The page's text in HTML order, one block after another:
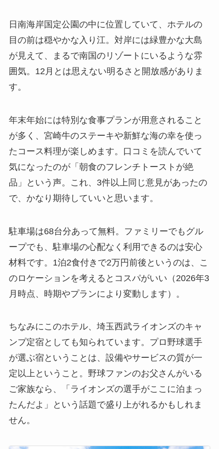
日南海岸国定公園の中に位置していて、ホテルの
目の前は穏やかな入り江。対岸には緑豊かな大島
が見えて、まるで南国のリゾートにいるような雰
囲気。12月とは思えない明るさと開放感がありま
す。
年末年始には特別な食事プランが用意されること
が多く、宮崎牛のステーキや新鮮な海の幸を使っ
たコース料理が楽しめます。口コミを読んでいて
気になったのが「朝食のフレンチトーストが絶
品」という声。これ、3件以上同じ意見があったの
で、かなり期待していいと思います。
駐車場は68台分あって無料。ファミリーでもグル
ープでも、駐車場の心配なく利用できるのは安心
材料です。1泊2食付きで2万円前後というのは、こ
のロケーションを考えるとコスパがいい（2026年3
月時点、時期やプランにより変動します）。
ちなみにこのホテル、埼玉西武ライオンズのキャ
ンプ定宿としても知られています。プロ野球選手
が選ぶ宿ということは、設備やサービスの質が一
定以上ということ。野球ファンのお父さんがいる
ご家族なら、「ライオンズの選手がここに泊まっ
たんだよ」という話題で盛り上がれるかもしれま
せん。